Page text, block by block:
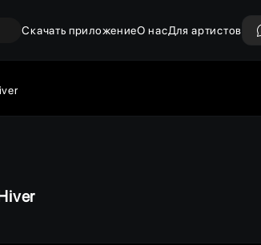
Скачать приложениеО насДля артистов